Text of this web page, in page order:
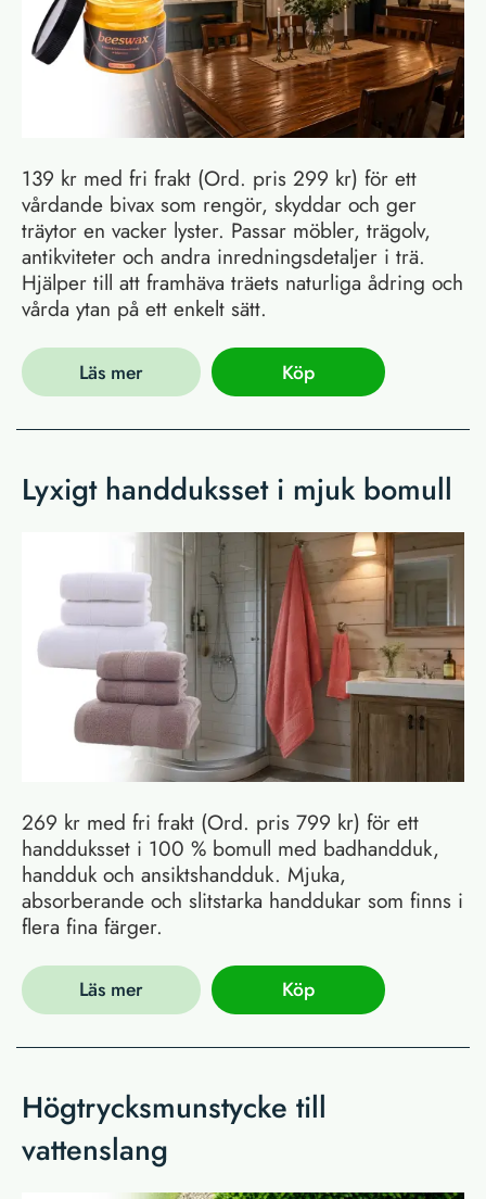
139 kr med fri frakt (Ord. pris 299 kr) för ett
vårdande bivax som rengör, skyddar och ger
träytor en vacker lyster. Passar möbler, trägolv,
antikviteter och andra inredningsdetaljer i trä.
Hjälper till att framhäva träets naturliga ådring och
vårda ytan på ett enkelt sätt.
Läs mer Köp
Lyxigt handduksset i mjuk bomull
269 kr med fri frakt (Ord. pris 799 kr) för ett
handduksset i 100 % bomull med badhandduk,
handduk och ansiktshandduk. Mjuka,
absorberande och slitstarka handdukar som finns i
flera fina färger.
Läs mer Köp
Högtrycksmunstycke till
vattenslang